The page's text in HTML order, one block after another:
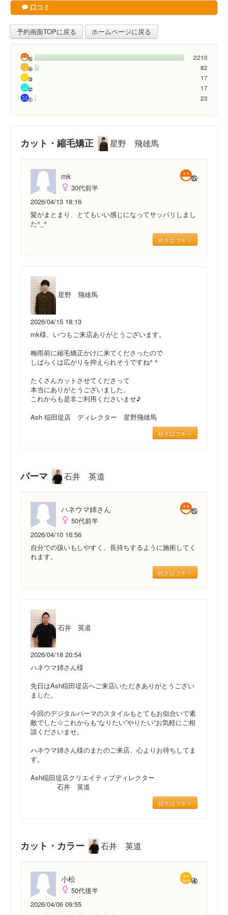
口コミ
予約画面TOPに戻る ホームページに戻る
2210
82
17
17
23
カット・縮毛矯正 星野 飛雄馬
mk
30代前半
2026/04/13 18:16
髪がまとまり、とてもいい感じになってサッパリしまし
た^_^
続きはコチラ
星野 飛雄馬
2026/04/15 18:13
mk様、いつもご来店ありがとうございます。
梅雨前に縮毛矯正かけに来てくださったので
しばらくは広がりを抑えられそうですね^ ^
たくさんカットさせてくださって
本当にありがとうございました。
これからも是非ご利用くださいませ♪
Ash 稲田堤店 ディレクター 星野飛雄馬
続きはコチラ
パーマ 石井 英道
ハネウマ姉さん
50代前半
2026/04/10 16:56
自分での扱いもしやすく、長持ちするように施術してく
れます。
続きはコチラ
石井 英道
2026/04/18 20:54
ハネウマ姉さん様
先日はAsh稲田堤店へご来店いただきありがとうござい
ました。
今回のデジタルパーマのスタイルもとてもお似合いで素
敵でした☆これからも“なりたい”やりたい”お気軽にご相
談くださいませ。
ハネウマ姉さん様のまたのご来店、心よりお待ちしてま
す。
Ash稲田堤店クリエイティブディレクター
石井 英道
続きはコチラ
カット・カラー 石井 英道
小松
50代後半
2026/04/06 09:55